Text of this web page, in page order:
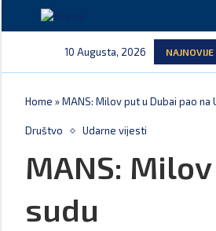
10 Augusta, 2026 NAJNOVIJE
Home »MANS: Milov put u Dubai pao na
Društvo Udarne vijesti
MANS:
sudu